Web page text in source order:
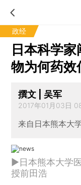
政经
日本科学
物为何药效
撰文 | 吴军
2017年01月03日
来自日本熊本大
►日本熊本大学
授前田浩